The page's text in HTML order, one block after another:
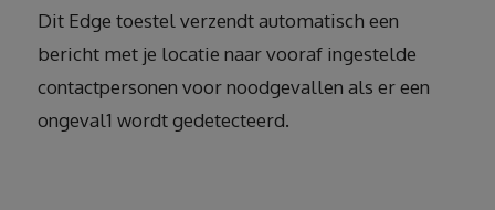
Dit Edge toestel verzendt automatisch een
bericht met je locatie naar vooraf ingestelde
contactpersonen voor noodgevallen als er een
ongeval1 wordt gedetecteerd.